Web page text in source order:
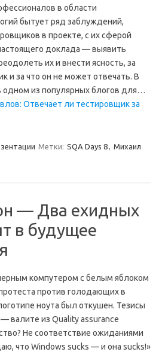
в области
бытует ряд заблуждений,
в проекте, с их сферой
доклада — выявить
их и внести ясность, за
и за что он не может отвечать. В
одном из популярных блогов для…
Отвечает ли тестировщик за
Метки: SQA Days 8, Михаил
— Два ехидных
в будущее
компутером с белым яблоком
против голодающих в
ноута был откушен. Тезисы
валите из Quality assurance
Не соответствие ожиданиями
что Windows sucks — и она sucks!»